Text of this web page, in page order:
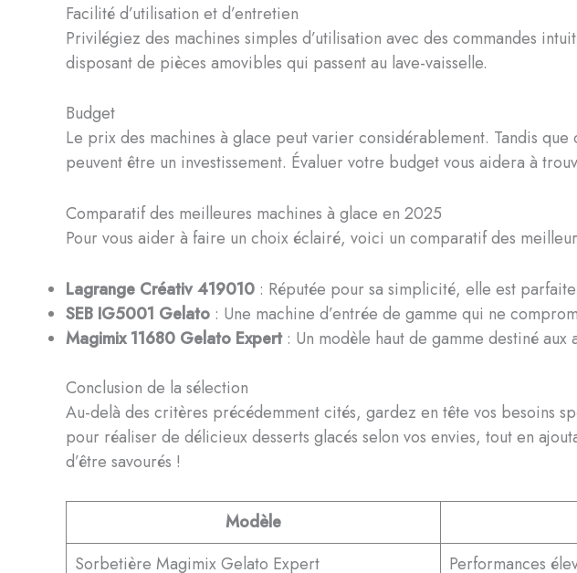
Facilité d’utilisation et d’entretien
Privilégiez des machines simples d’utilisation avec des commandes
disposant de pièces amovibles qui passent au lave-vaisselle.
Budget
Le prix des machines à glace peut varier considérablement. Tandis
peuvent être un investissement. Évaluer votre budget vous aidera à
Comparatif des meilleures machines à glace en 2025
Pour vous aider à faire un choix éclairé, voici un comparatif des
Lagrange Créativ 419010 : Réputée pour sa simplicité, elle est
SEB IG5001 Gelato : Une machine d’entrée de gamme qui ne
Magimix 11680 Gelato Expert: Un modèle haut de gamme destiné
Conclusion de la sélection
Au-delà des critères précédemment cités, gardez en tête vos besoins
pour réaliser de délicieux desserts glacés selon vos envies, tout en
d’être savourés !
Modèle
Sorbetière Magimix Gelato Expert
Performances